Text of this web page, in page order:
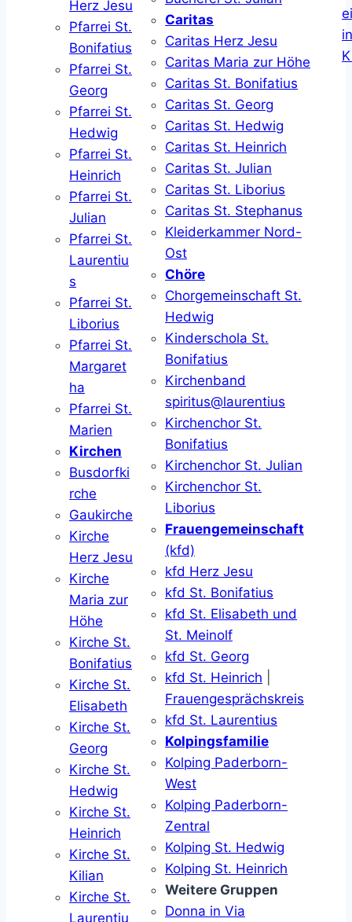
Herz Jesu
Pfarrei St.
Bonifatius
Pfarrei St.
Georg
Pfarrei St.
Hedwig
Pfarrei St.
Heinrich
Pfarrei St.
Julian
Pfarrei St.
Laurentiu
s
Pfarrei St.
Liborius
Pfarrei St.
Margaret
ha
Pfarrei St.
Marien
Kirchen
Busdorfki
rche
Gaukirche
Kirche
Herz Jesu
Kirche
Maria zur
Höhe
Kirche St.
Bonifatius
Kirche St.
Elisabeth
Kirche St.
Georg
Kirche St.
Hedwig
Kirche St.
Heinrich
Kirche St.
Kilian
Kirche St.
Laurentiu
Caritas
Caritas Herz Jesu
Caritas Maria zur Höhe
Caritas St. Bonifatius
Caritas St. Georg
Caritas St. Hedwig
Caritas St. Heinrich
Caritas St. Julian
Caritas St. Liborius
Caritas St. Stephanus
Kleiderkammer Nord-
Ost
Chöre
Chorgemeinschaft St.
Hedwig
Kinderschola St.
Bonifatius
Kirchenband
spiritus@laurentius
Kirchenchor St.
Bonifatius
Kirchenchor St. Julian
Kirchenchor St.
Liborius
Frauengemeinschaft
(kfd)
kfd Herz Jesu
kfd St. Bonifatius
kfd St. Elisabeth und
St. Meinolf
kfd St. Georg
kfd St. Heinrich
Frauengesprächskreis
kfd St. Laurentius
Kolpingsfamilie
Kolping Paderborn-
West
Kolping Paderborn-
Zentral
Kolping St. Hedwig
Kolping St. Heinrich
Weitere Gruppen
Donna in Via